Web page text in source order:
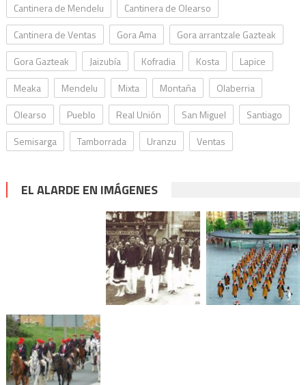
Cantinera de Mendelu
Cantinera de Olearso
Cantinera de Ventas
Gora Ama
Gora arrantzale Gazteak
Gora Gazteak
Jaizubía Kofradia Kosta
Lapice
Meaka
Mendelu Mixta Montaña
Olaberria
Olearso
Pueblo Real Unión San Miguel
Santiago
Semisarga
Tamborrada Uranzu Ventas
EL ALARDE EN IMÁGENES